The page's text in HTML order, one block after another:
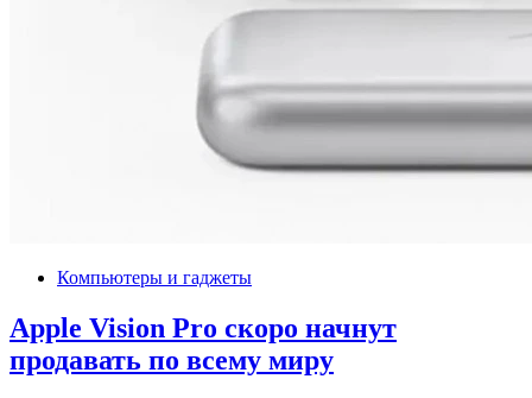
Компьютеры и гаджеты
Apple Vision Pro скоро начнут
продавать по всему миру